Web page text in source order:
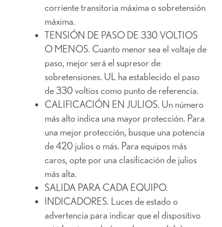
corriente transitoria máxima o sobretensión
máxima.
TENSIÓN DE PASO DE 330 VOLTIOS
O MENOS. Cuanto menor sea el voltaje de
paso, mejor será el supresor de
sobretensiones. UL ha establecido el paso
de 330 voltios como punto de referencia.
CALIFICACIÓN EN JULIOS. Un número
más alto indica una mayor protección. Para
una mejor protección, busque una potencia
de 420 julios o más. Para equipos más
caros, opte por una clasificación de julios
más alta.
SALIDA PARA CADA EQUIPO.
INDICADORES. Luces de estado o
advertencia para indicar que el dispositivo